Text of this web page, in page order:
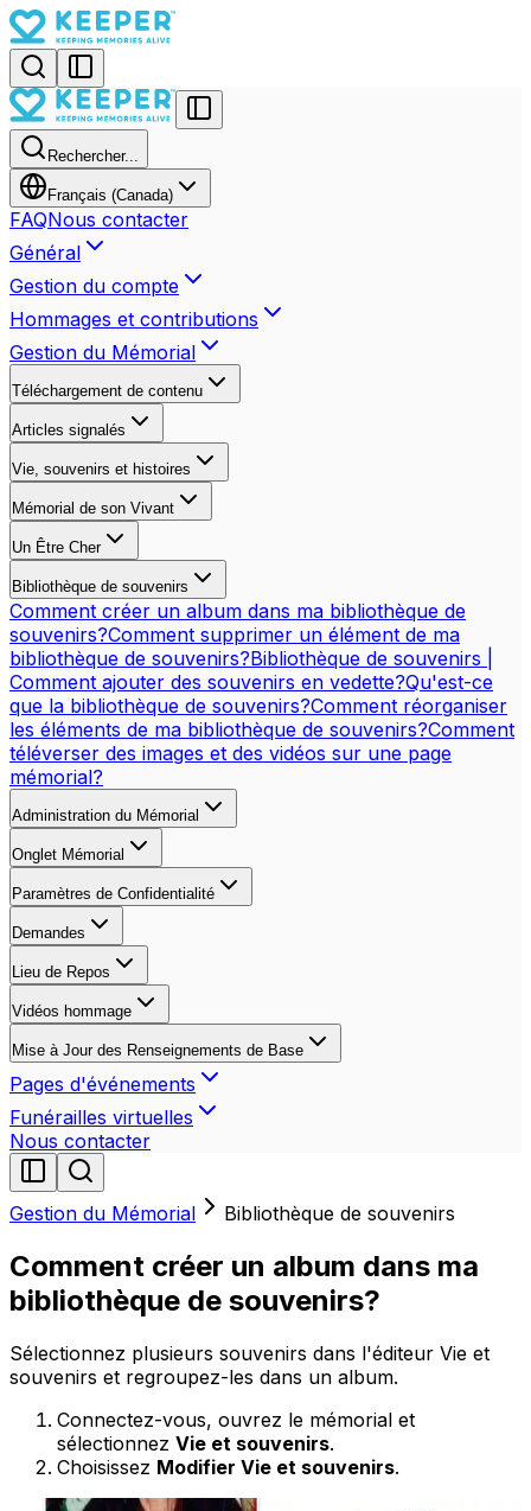
Rechercher...
Français (Canada)
FAQNous contacter
Général
Gestion du compte
Hommages et contributions
Gestion du Mémorial
Téléchargement de contenu
Articles signalés
Vie, souvenirs et histoires
Mémorial de son Vivant
Un Être Cher
Bibliothèque de souvenirs
Comment créer un album dans ma bibliothèque de
souvenirs?Comment supprimer un élément de ma
bibliothèque de souvenirs?Bibliothèque de souvenirs |
Comment ajouter des souvenirs en vedette?Qu'est-ce
que la bibliothèque de souvenirs?Comment réorganiser
les éléments de ma bibliothèque de souvenirs?Comment
téléverser des images et des vidéos sur une page
mémorial?
Administration du Mémorial
Onglet Mémorial
Paramètres de Confidentialité
Demandes
Lieu de Repos
Vidéos hommage
Mise à Jour des Renseignements de Base
Pages d'événements
Funérailles virtuelles
Nous contacter
Gestion du Mémorial Bibliothèque de souvenirs
Comment créer un album dans ma
bibliothèque de souvenirs?
Sélectionnez plusieurs souvenirs dans l'éditeur Vie et
souvenirs et regroupez-les dans un album.
Connectez-vous, ouvrez le mémorial et
sélectionnez Vie et souvenirs.
Choisissez Modifier Vie et souvenirs.